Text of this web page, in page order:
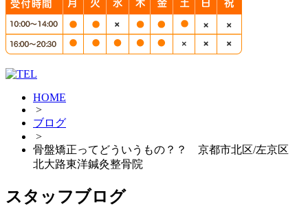
HOME
>
ブログ
>
骨盤矯正ってどういうもの？？ 京都市北区/左京区
北大路東洋鍼灸整骨院
スタッフブログ